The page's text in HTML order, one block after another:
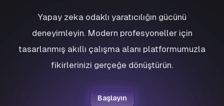
Yapay zeka odaklı yaratıcılığın gücünü
deneyimleyin. Modern profesyoneller için
tasarlanmış akıllı çalışma alanı platformumuzla
fikirlerinizi gerçeğe dönüştürün.
Başlayın